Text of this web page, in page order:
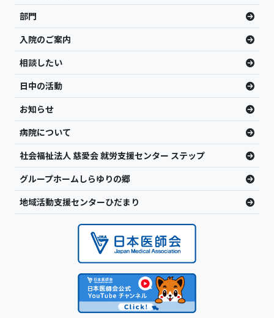
部門
入院のご案内
相談したい
日中の活動
お知らせ
病院について
社会福祉法人 慈愛会 就労支援センター ステップ
グループホームしらゆりの郷
地域活動支援センターひだまり